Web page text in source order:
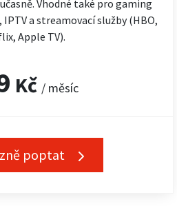
Vhodné také pro gaming
a streamovací služby (HBO,
Apple TV).
Kč / měsíc
poptat